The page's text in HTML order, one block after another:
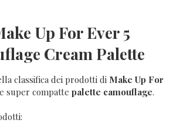
Up For Ever 5
Cream Palette
classifica dei prodotti di Make Up For
super compatte palette camouflage.